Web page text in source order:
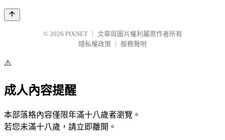
© 2026 PIXNET
文章與圖片權利屬原作者所有
隱私權政策
服務聲明
⚠️
成人內容提醒
本部落格內容僅限年滿十八歲者瀏覽。
若您未滿十八歲，請立即離開。